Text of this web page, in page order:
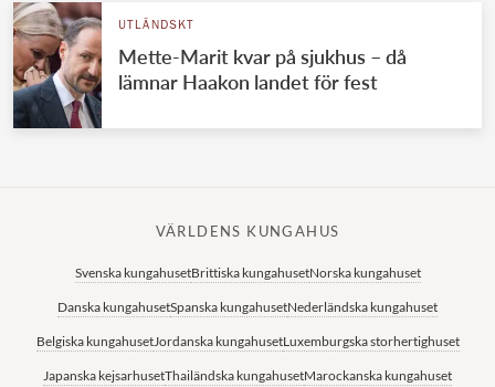
UTLÄNDSKT
Mette-Marit kvar på sjukhus – då
lämnar Haakon landet för fest
VÄRLDENS KUNGAHUS
Svenska kungahusetBrittiska kungahusetNorska kungahuset
Danska kungahusetSpanska kungahusetNederländska kungahuset
Belgiska kungahusetJordanska kungahusetLuxemburgska storhertighuset
Japanska kejsarhusetThailändska kungahusetMarockanska kungahuset